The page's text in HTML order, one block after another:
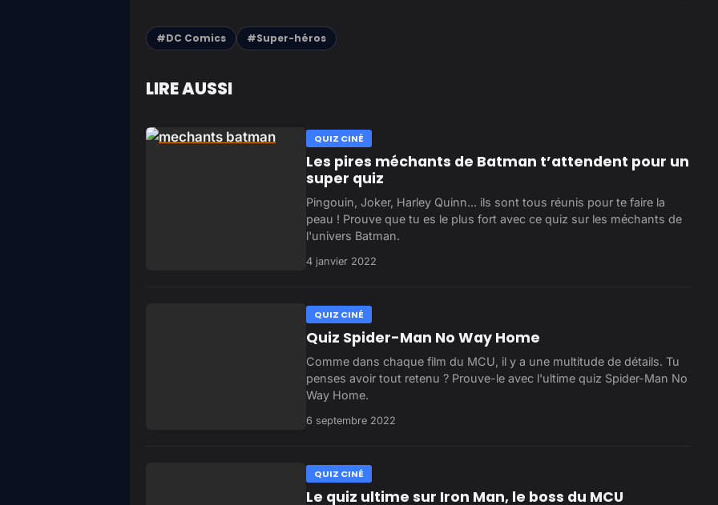
#DC Comics #Super-héros
LIRE AUSSI
QUIZ CINÉ
Les pires méchants de Batman t’attendent pour un
super quiz
Pingouin, Joker, Harley Quinn... ils sont tous réunis pour te faire la
peau ! Prouve que tu es le plus fort avec ce quiz sur les méchants de
l'univers Batman.
4 janvier 2022
QUIZ CINÉ
Quiz Spider-Man No Way Home
Comme dans chaque film du MCU, il y a une multitude de détails. Tu
penses avoir tout retenu ? Prouve-le avec l'ultime quiz Spider-Man No
Way Home.
6 septembre 2022
QUIZ CINÉ
Le quiz ultime sur Iron Man, le boss du MCU